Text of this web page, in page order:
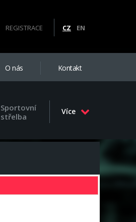
REGISTRACE CZ EN
O nás Kontakt
Sportovní
střelba
Více